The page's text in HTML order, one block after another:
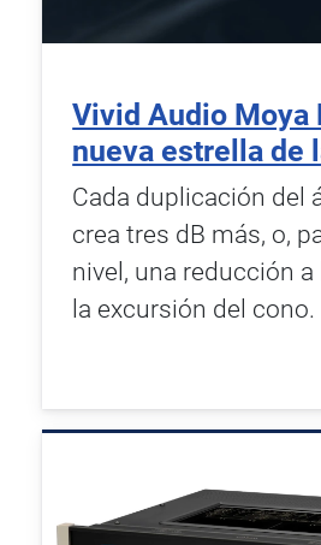
Vivid Audio Moya
nueva estrella de
Cada duplicación del
crea tres dB más, o,
nivel, una reducción
la excursión del cono.